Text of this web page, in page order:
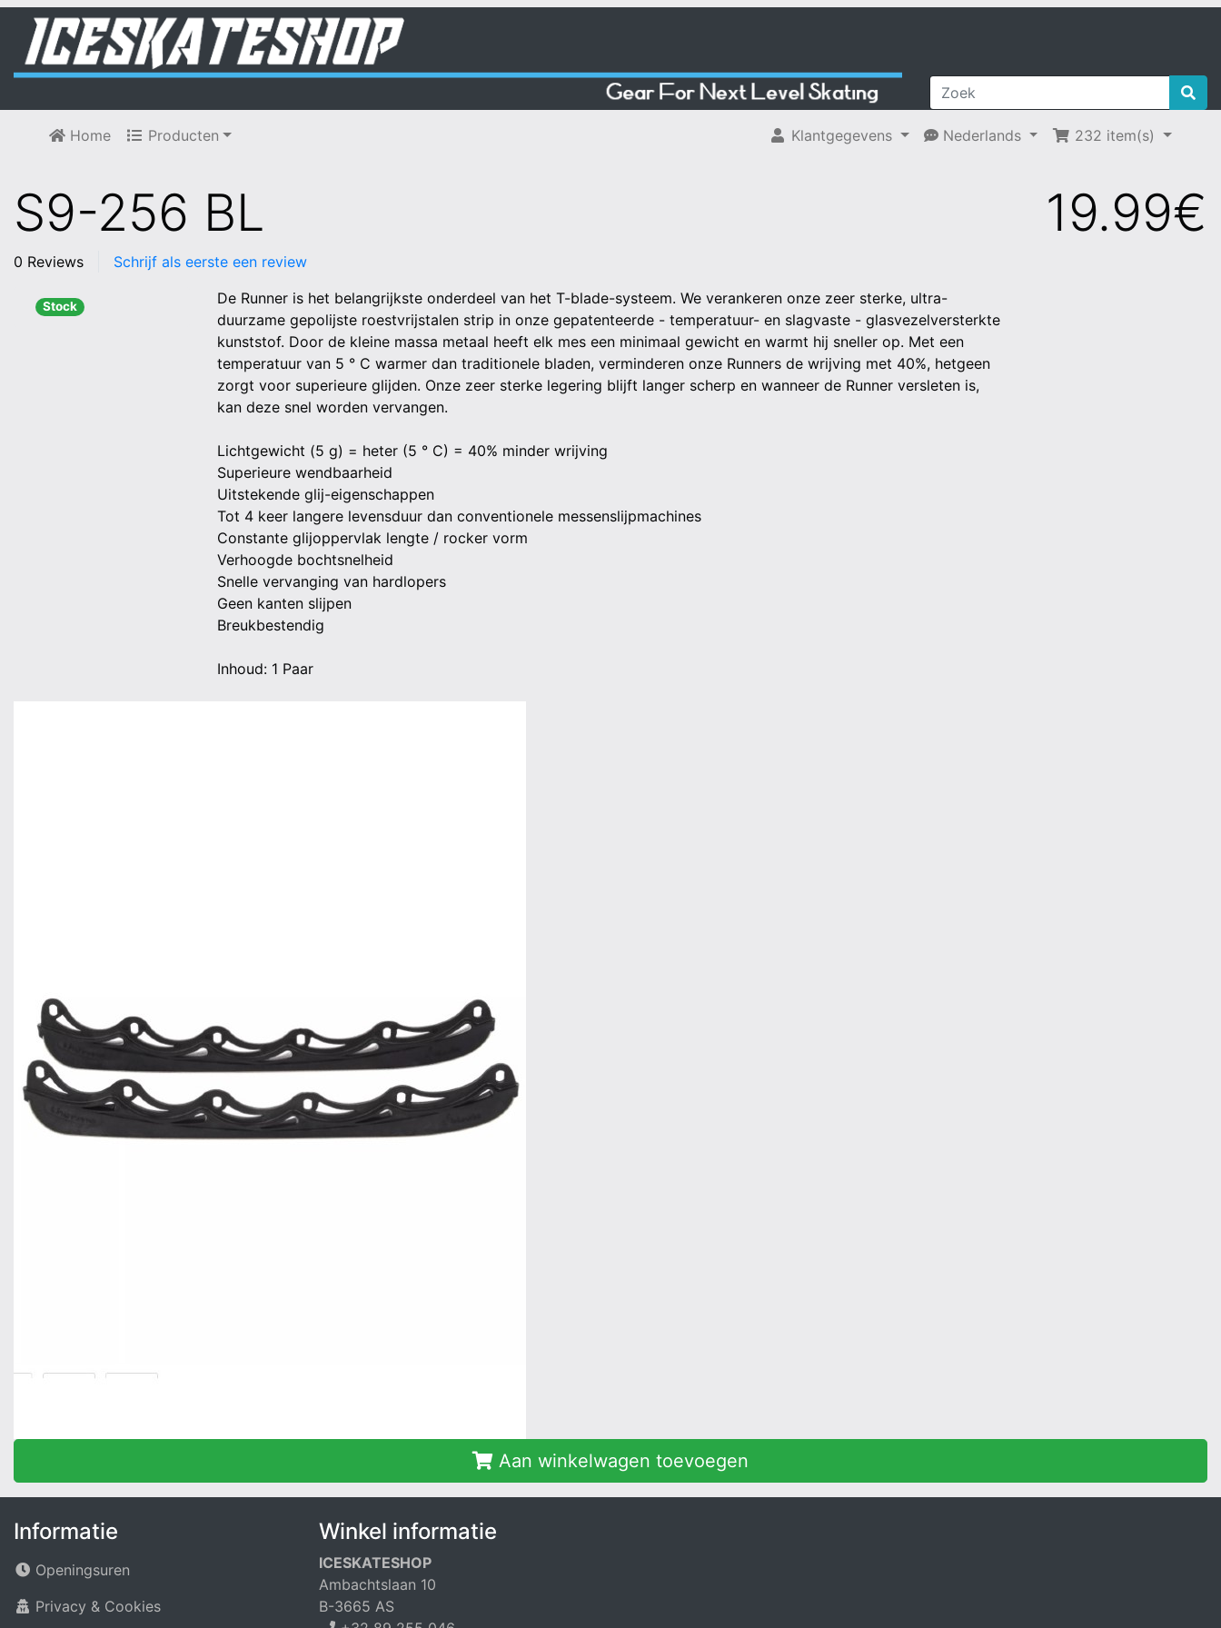
Home Producten Klantgegevens Nederlands 232 item(s)
S9-256 BL 19.99€
0 Reviews Schrijf als eerste een review
Stock
De Runner is het belangrijkste onderdeel van het T-blade-systeem. We verankeren onze zeer sterke, ultra-
duurzame gepolijste roestvrijstalen strip in onze gepatenteerde - temperatuur- en slagvaste - glasvezelversterkte
kunststof. Door de kleine massa metaal heeft elk mes een minimaal gewicht en warmt hij sneller op. Met een
temperatuur van 5 ° C warmer dan traditionele bladen, verminderen onze Runners de wrijving met 40%, hetgeen
zorgt voor superieure glijden. Onze zeer sterke legering blijft langer scherp en wanneer de Runner versleten is,
kan deze snel worden vervangen.
Lichtgewicht (5 g) = heter (5 ° C) = 40% minder wrijving
Superieure wendbaarheid
Uitstekende glij-eigenschappen
Tot 4 keer langere levensduur dan conventionele messenslijpmachines
Constante glijoppervlak lengte / rocker vorm
Verhoogde bochtsnelheid
Snelle vervanging van hardlopers
Geen kanten slijpen
Breukbestendig
Inhoud: 1 Paar
Aan winkelwagen toevoegen
Informatie
Openingsuren
Privacy & Cookies
Winkel informatie
ICESKATESHOP
Ambachtslaan 10
B-3665 AS